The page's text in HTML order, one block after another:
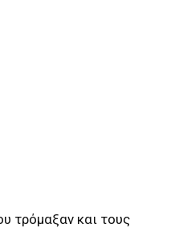
τρόμαξαν και τους